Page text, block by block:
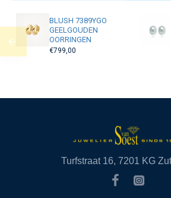
BLUSH 7389YGO
GEELGOUDEN
OORRINGEN
€799,00
Turfstraat 16, 7201 KG